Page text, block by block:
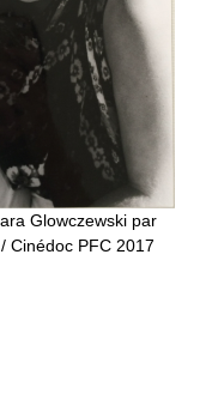
Glowczewski par
Cinédoc PFC 2017